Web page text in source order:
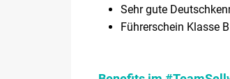
Sehr gute
Führerschein Klasse B